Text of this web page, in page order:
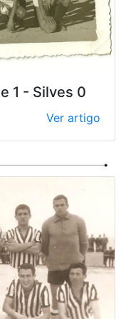
1 - Silves 0
Ver artigo